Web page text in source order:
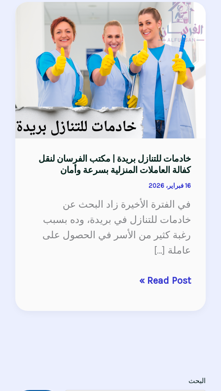
خادمات للتنازل بريدة | مكتب الفرسان لنقل
كفالة العاملات المنزلية بسرعة وأمان
16 فبراير، 2026
في الفترة الأخيرة زاد البحث عن
خادمات للتنازل في بريدة، وده بسبب
رغبة كثير من الأسر في الحصول على
عاملة […]
خادمات
للتنازل
بريدة
|
مكتب
الفرسان
لنقل
كفالة
العاملات
بسرعة
Read Post »
البحث